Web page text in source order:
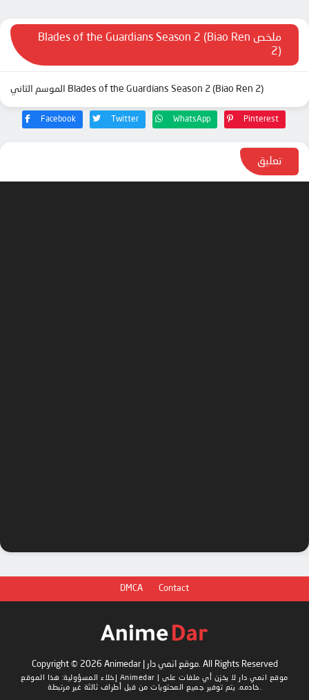
ملخص Blades of the Guardians Season 2 (Biao Ren
2)
Blades of the Guardians Season 2 (Biao Ren 2) الموسم الثاني
Facebook Twitter WhatsApp Pinterest
تعليق
DMCA Contact
Copyright © 2026 Animedar | موقع انمي دار. All Rights Reserved
Animedar | موقع انمي دار لا يخزن أي ملفات على
خادمه. يتم توفير جميع المحتويات من قبل أطراف ثالثة غير مرتبطة.